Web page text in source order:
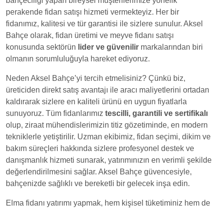
perakende fidan satışı hizmeti vermekteyiz. Her bir
fidanımız, kalitesi ve tür garantisi ile sizlere sunulur. Aksel
Bahçe olarak, fidan üretimi ve meyve fidanı satışı
konusunda sektörün lider ve güvenilir markalarından biri
olmanın sorumluluğuyla hareket ediyoruz.
Neden Aksel Bahçe’yi tercih etmelisiniz? Çünkü biz,
üreticiden direkt satış avantajı ile aracı maliyetlerini ortadan
kaldırarak sizlere en kaliteli ürünü en uygun fiyatlarla
sunuyoruz. Tüm fidanlarımız tescilli, garantili ve sertifikalı
olup, ziraat mühendislerimizin titiz gözetiminde, en modern
tekniklerle yetiştirilir. Uzman ekibimiz, fidan seçimi, dikim ve
bakım süreçleri hakkında sizlere profesyonel destek ve
danışmanlık hizmeti sunarak, yatırımınızın en verimli şekilde
değerlendirilmesini sağlar. Aksel Bahçe güvencesiyle,
bahçenizde sağlıklı ve bereketli bir gelecek inşa edin.
Elma fidanı yatırımı yapmak, hem kişisel tüketiminiz hem de